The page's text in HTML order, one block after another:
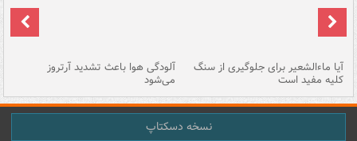
آیا ماءالشعیر برای جلوگیری از سنگ
کلیه مفید است
آلودگی هوا باعث تشدید آرتروز
می‌شود
نسخه دسکتاپ